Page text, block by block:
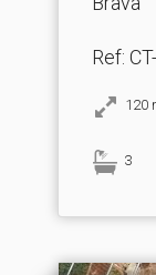
Ref:
120
3